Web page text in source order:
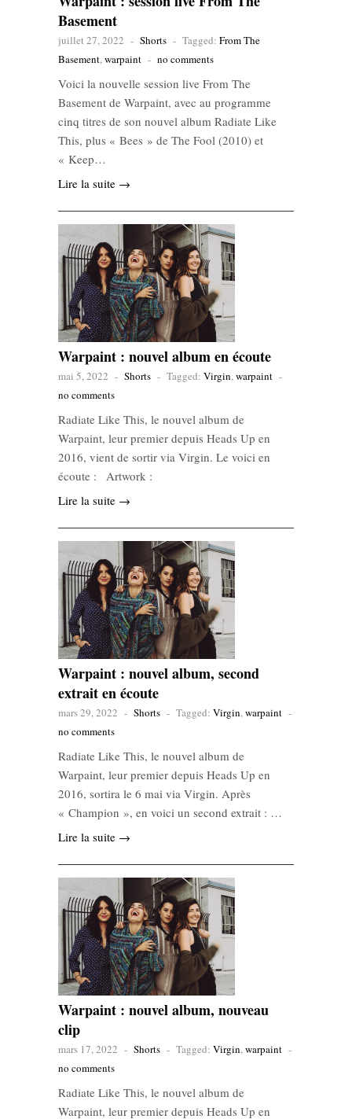
Basement
juillet 27, 2022 - Shorts - Tagged: From The
Basement,warpaint - no comments
Voici la nouvelle session live From The
Basement de Warpaint, avec au programme
cinq titres de son nouvel album Radiate Like
This, plus « Bees » de The Fool (2010) et
« Keep…
Lire la suite →
Warpaint : nouvel album en écoute
mai 5, 2022 - Shorts - Tagged: Virgin,warpaint -
no comments
Radiate Like This, le nouvel album de
Warpaint, leur premier depuis Heads Up en
2016, vient de sortir via Virgin. Le voici en
écoute : Artwork :
Lire la suite →
Warpaint : nouvel album, second
extrait en écoute
mars 29, 2022 - Shorts - Tagged: Virgin,warpaint -
no comments
Radiate Like This, le nouvel album de
Warpaint, leur premier depuis Heads Up en
2016, sortira le 6 mai via Virgin. Après
« Champion », en voici un second extrait : …
Lire la suite →
Warpaint : nouvel album, nouveau
clip
mars 17, 2022 - Shorts - Tagged: Virgin,warpaint -
no comments
Radiate Like This, le nouvel album de
Warpaint, leur premier depuis Heads Up en